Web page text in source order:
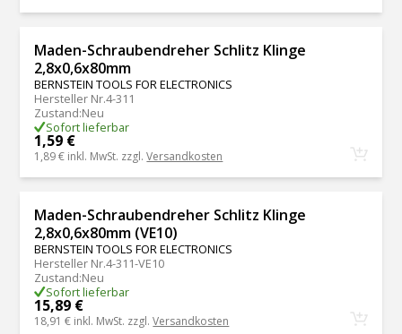
Maden-Schraubendreher Schlitz Klinge
2,8x0,6x80mm
BERNSTEIN TOOLS FOR ELECTRONICS
Hersteller Nr.4-311
Zustand:Neu
Sofort lieferbar
1,59 €
1,89 € inkl. MwSt. zzgl.Versandkosten
Maden-Schraubendreher Schlitz Klinge
2,8x0,6x80mm (VE10)
BERNSTEIN TOOLS FOR ELECTRONICS
Hersteller Nr.4-311-VE10
Zustand:Neu
Sofort lieferbar
15,89 €
18,91 € inkl. MwSt. zzgl.Versandkosten